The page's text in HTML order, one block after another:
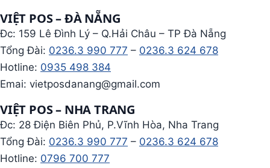
VIỆT POS – ĐÀ NẴNG
Đc: 159 Lê Đình Lý – Q.Hải Châu – TP Đà Nẵng
Tổng Đài: 0236.3 990 777 – 0236.3 624 678
Hotline: 0935 498 384
Emai: vietposdanang@gmail.com
VIỆT POS – NHA TRANG
Đc: 28 Điện Biên Phủ, P.Vĩnh Hòa, Nha Trang
Tổng Đài: 0236.3 990 777 – 0236.3 624 678
Hotline: 0796 700 777